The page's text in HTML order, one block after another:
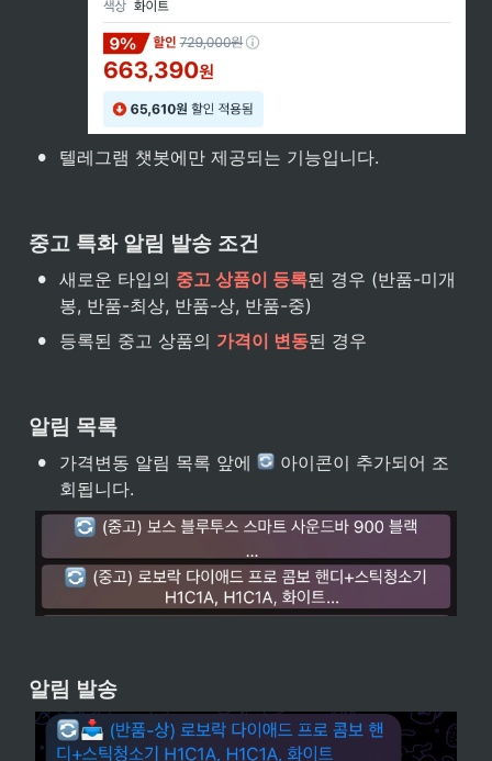
• 텔레그램 챗봇에만 제공되는 기능입니다.
중고 특화 알림 발송 조건
• 새로운 타입의 중고 상품이 등록된 경우 (반품-미개
봉, 반품-최상, 반품-상, 반품-중)
• 등록된 중고 상품의 가격이 변동된 경우
알림 목록
• 가격변동 알림 목록 앞에
아이콘이 추가되어 조
회됩니다.
알림 발송